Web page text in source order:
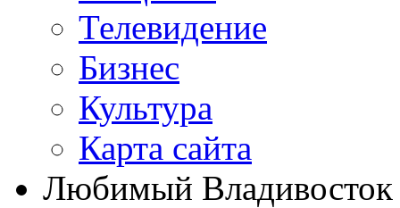
Телевидение
Бизнеc
Культура
Карта сайта
Любимый Владивосток